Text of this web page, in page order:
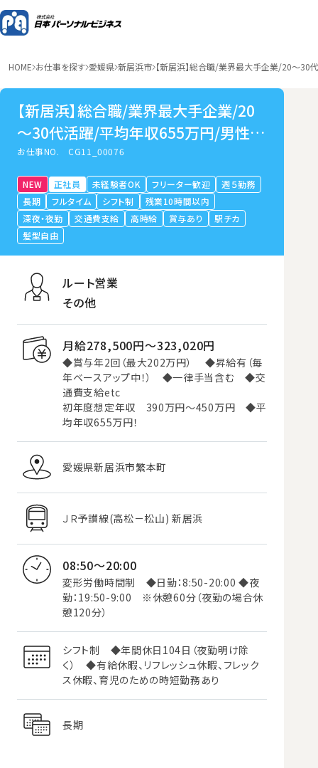
HOME お仕事を探す 愛媛県 新居浜市 【新居浜】総合職/業界最大手企業/20～
【新居浜】総合職/業界最大手企業/20
～30代活躍/平均年収655万円/男性の
育休取得可
お仕事NO.CG11_00076
NEW 正社員 未経験者OK フリーター歓迎
週５勤務
長期
フルタイム シフト制
残業10時間以内
深夜・夜勤
交通費支給 高時給 賞与あり
駅チカ
髪型自由
ルート営業
その他
月給278,500円〜323,020円
◆賞与年2回（最大202万円） ◆昇給有（毎
年ベースアップ中！） ◆一律手当含む ◆交
通費支給etc
初年度想定年収 390万円～450万円 ◆平
均年収655万円！
愛媛県新居浜市繁本町
ＪＲ予讃線(高松－松山) 新居浜
08:50～20:00
変形労働時間制 ◆日勤：8:50-20:00 ◆夜
勤：19:50-9:00 ※休憩60分（夜勤の場合休
憩120分）
シフト制 ◆年間休日104日（夜勤明け除
く） ◆有給休暇、リフレッシュ休暇、フレック
ス休暇、育児のための時短勤務あり
長期